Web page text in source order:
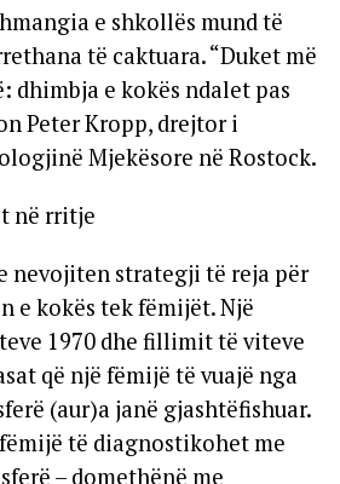
e shkollës mund të
të caktuara. “Duket më
dhimbja e kokës ndalet pas
Peter Kropp, drejtor i
Mjekësore në Rostock.
në rritje
nevojiten strategji të reja për
e kokës tek fëmijët. Një
1970 dhe fillimit të viteve
që një fëmijë të vuajë nga
(aur)a janë gjashtëfishuar.
të diagnostikohet me
– domethënë me